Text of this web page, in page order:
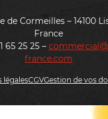
de Cormeilles – 14100
France
65 25 25 –
france.com
légalesCGVGestion de vos